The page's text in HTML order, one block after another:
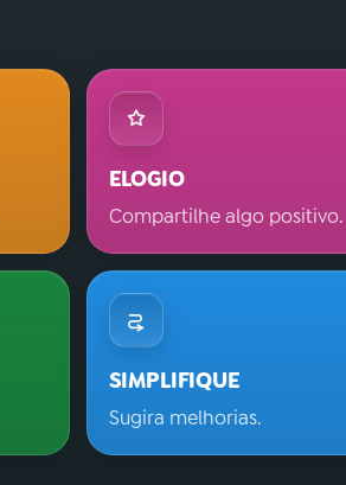
ELOGIO
Compartilhe algo positivo.
SIMPLIFIQUE
Sugira melhorias.